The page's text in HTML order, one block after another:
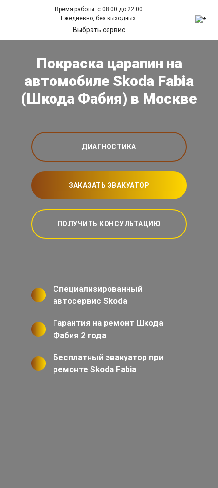
Время работы: с 08:00 до 22:00
Ежедневно, без выходных.
Выбрать сервис
Покраска царапин на
автомобиле Skoda Fabia
(Шкода Фабия) в Москве
ДИАГНОСТИКА
ЗАКАЗАТЬ ЭВАКУАТОР
ПОЛУЧИТЬ КОНСУЛЬТАЦИЮ
Специализированный
автосервис Skoda
Гарантия на ремонт Шкода
Фабия 2 года
Бесплатный эвакуатор при
ремонте Skoda Fabia